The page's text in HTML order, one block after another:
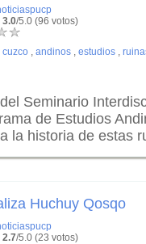
3.0/5.0 (96 votos)
cuzco , andinos , estudios ,
Seminario
de Estudios
la historia de estas
Huchuy Qosqo
/5.0 (23 votos)